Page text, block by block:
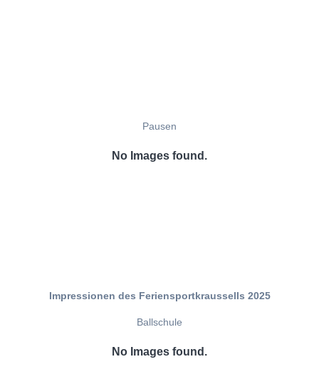
Pausen
No Images found.
Impressionen des Feriensportkraussells 2025
Ballschule
No Images found.